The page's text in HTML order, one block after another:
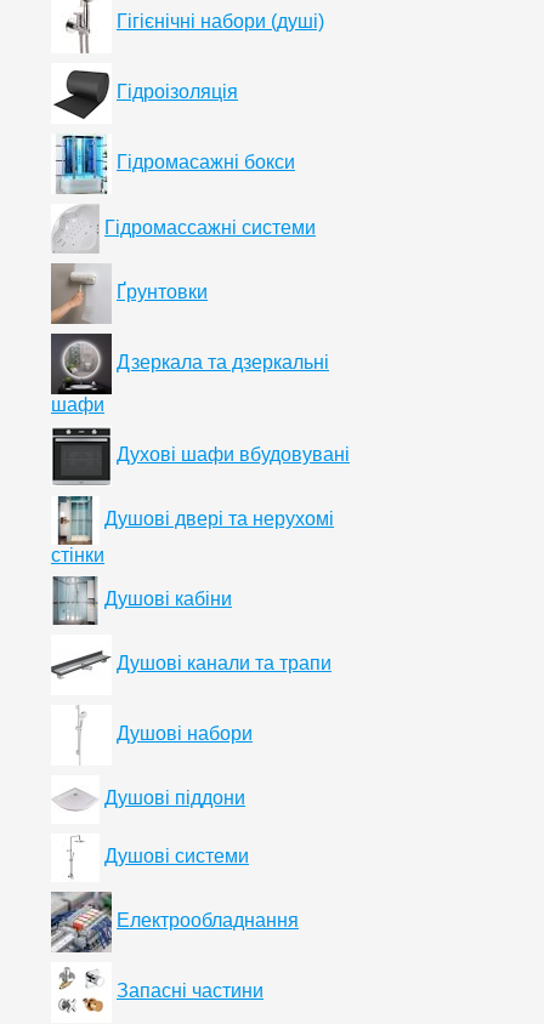
Гігієнічні набори (душі)
Гідроізоляція
Гідромасажні бокси
Гідромассажні системи
Ґрунтовки
Дзеркала та дзеркальні
шафи
Духові шафи вбудовувані
Душові двері та нерухомі
стінки
Душові кабіни
Душові канали та трапи
Душові набори
Душові піддони
Душові системи
Електрообладнання
Запасні частини